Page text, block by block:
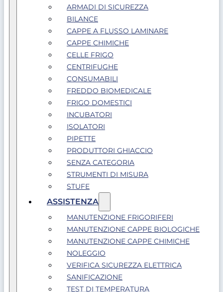
ARMADI DI SICUREZZA
BILANCE
CAPPE A FLUSSO LAMINARE
CAPPE CHIMICHE
CELLE FRIGO
CENTRIFUGHE
CONSUMABILI
FREDDO BIOMEDICALE
FRIGO DOMESTICI
INCUBATORI
ISOLATORI
PIPETTE
PRODUTTORI GHIACCIO
SENZA CATEGORIA
STRUMENTI DI MISURA
STUFE
ASSISTENZA
MANUTENZIONE FRIGORIFERI
MANUTENZIONE CAPPE BIOLOGICHE
MANUTENZIONE CAPPE CHIMICHE
NOLEGGIO
VERIFICA SICUREZZA ELETTRICA
SANIFICAZIONE
TEST DI TEMPERATURA